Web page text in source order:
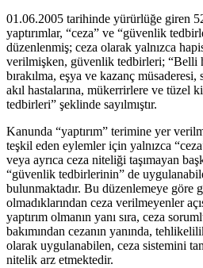
01.06.2005 tarihinde yürürlüğe giren
yaptırımlar, “ceza” ve “güvenlik
düzenlenmiş; ceza olarak yalnızca
verilmişken, güvenlik tedbirleri; “Belli
bırakılma, eşya ve kazanç müsaderesi,
akıl hastalarına, mükerrirlere ve tüzel
tedbirleri” şeklinde sayılmıştır.
Kanunda “yaptırım” terimine yer
teşkil eden eylemler için yalnızca
veya ayrıca ceza niteliği taşımayan
“güvenlik tedbirlerinin” de
bulunmaktadır. Bu düzenlemeye göre
olmadıklarından ceza verilmeyenler
yaptırım olmanın yanı sıra, ceza
bakımından cezanın yanında,
olarak uygulanabilen, ceza sistemini
nitelik arz etmektedir.